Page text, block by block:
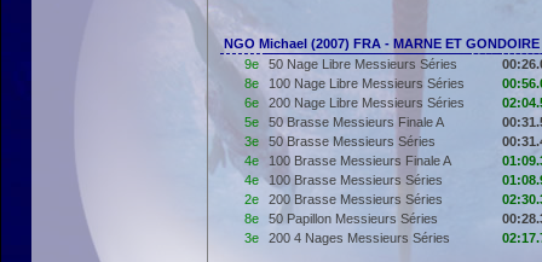
NGO Michael (2007) FRA - MARNE ET GONDOIRE
9e
50 Nage Libre Messieurs Séries
8e
100 Nage Libre Messieurs Séries
6e
200 Nage Libre Messieurs Séries
5e
50 Brasse Messieurs Finale A
3e
50 Brasse Messieurs Séries
4e
100 Brasse Messieurs Finale A
4e
100 Brasse Messieurs Séries
2e
200 Brasse Messieurs Séries
8e
50 Papillon Messieurs Séries
3e
200 4 Nages Messieurs Séries